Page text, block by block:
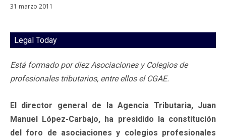
31 marzo 2011
Legal Today
Está formado por diez Asociaciones y Colegios de
profesionales tributarios, entre ellos el CGAE.
El director general de la Agencia Tributaria, Juan
Manuel López-Carbajo, ha presidido la constitución
del foro de asociaciones y colegios profesionales